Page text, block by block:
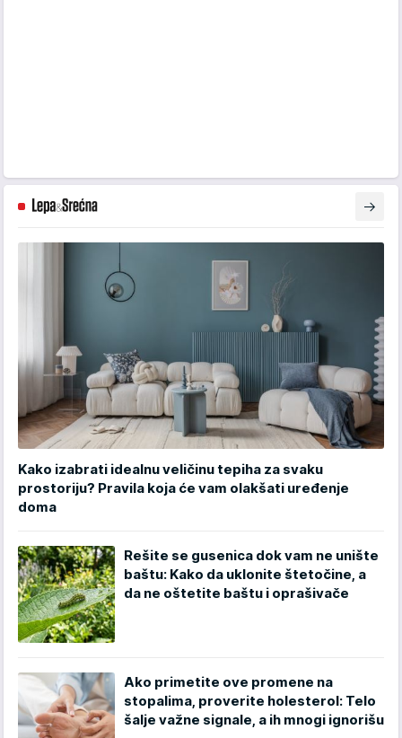
Kako izabrati idealnu veličinu tepiha za svaku
prostoriju? Pravila koja će vam olakšati uređenje
doma
Rešite se gusenica dok vam ne unište
baštu: Kako da uklonite štetočine, a
da ne oštetite baštu i oprašivače
Ako primetite ove promene na
stopalima, proverite holesterol: Telo
šalje važne signale, a ih mnogi ignorišu